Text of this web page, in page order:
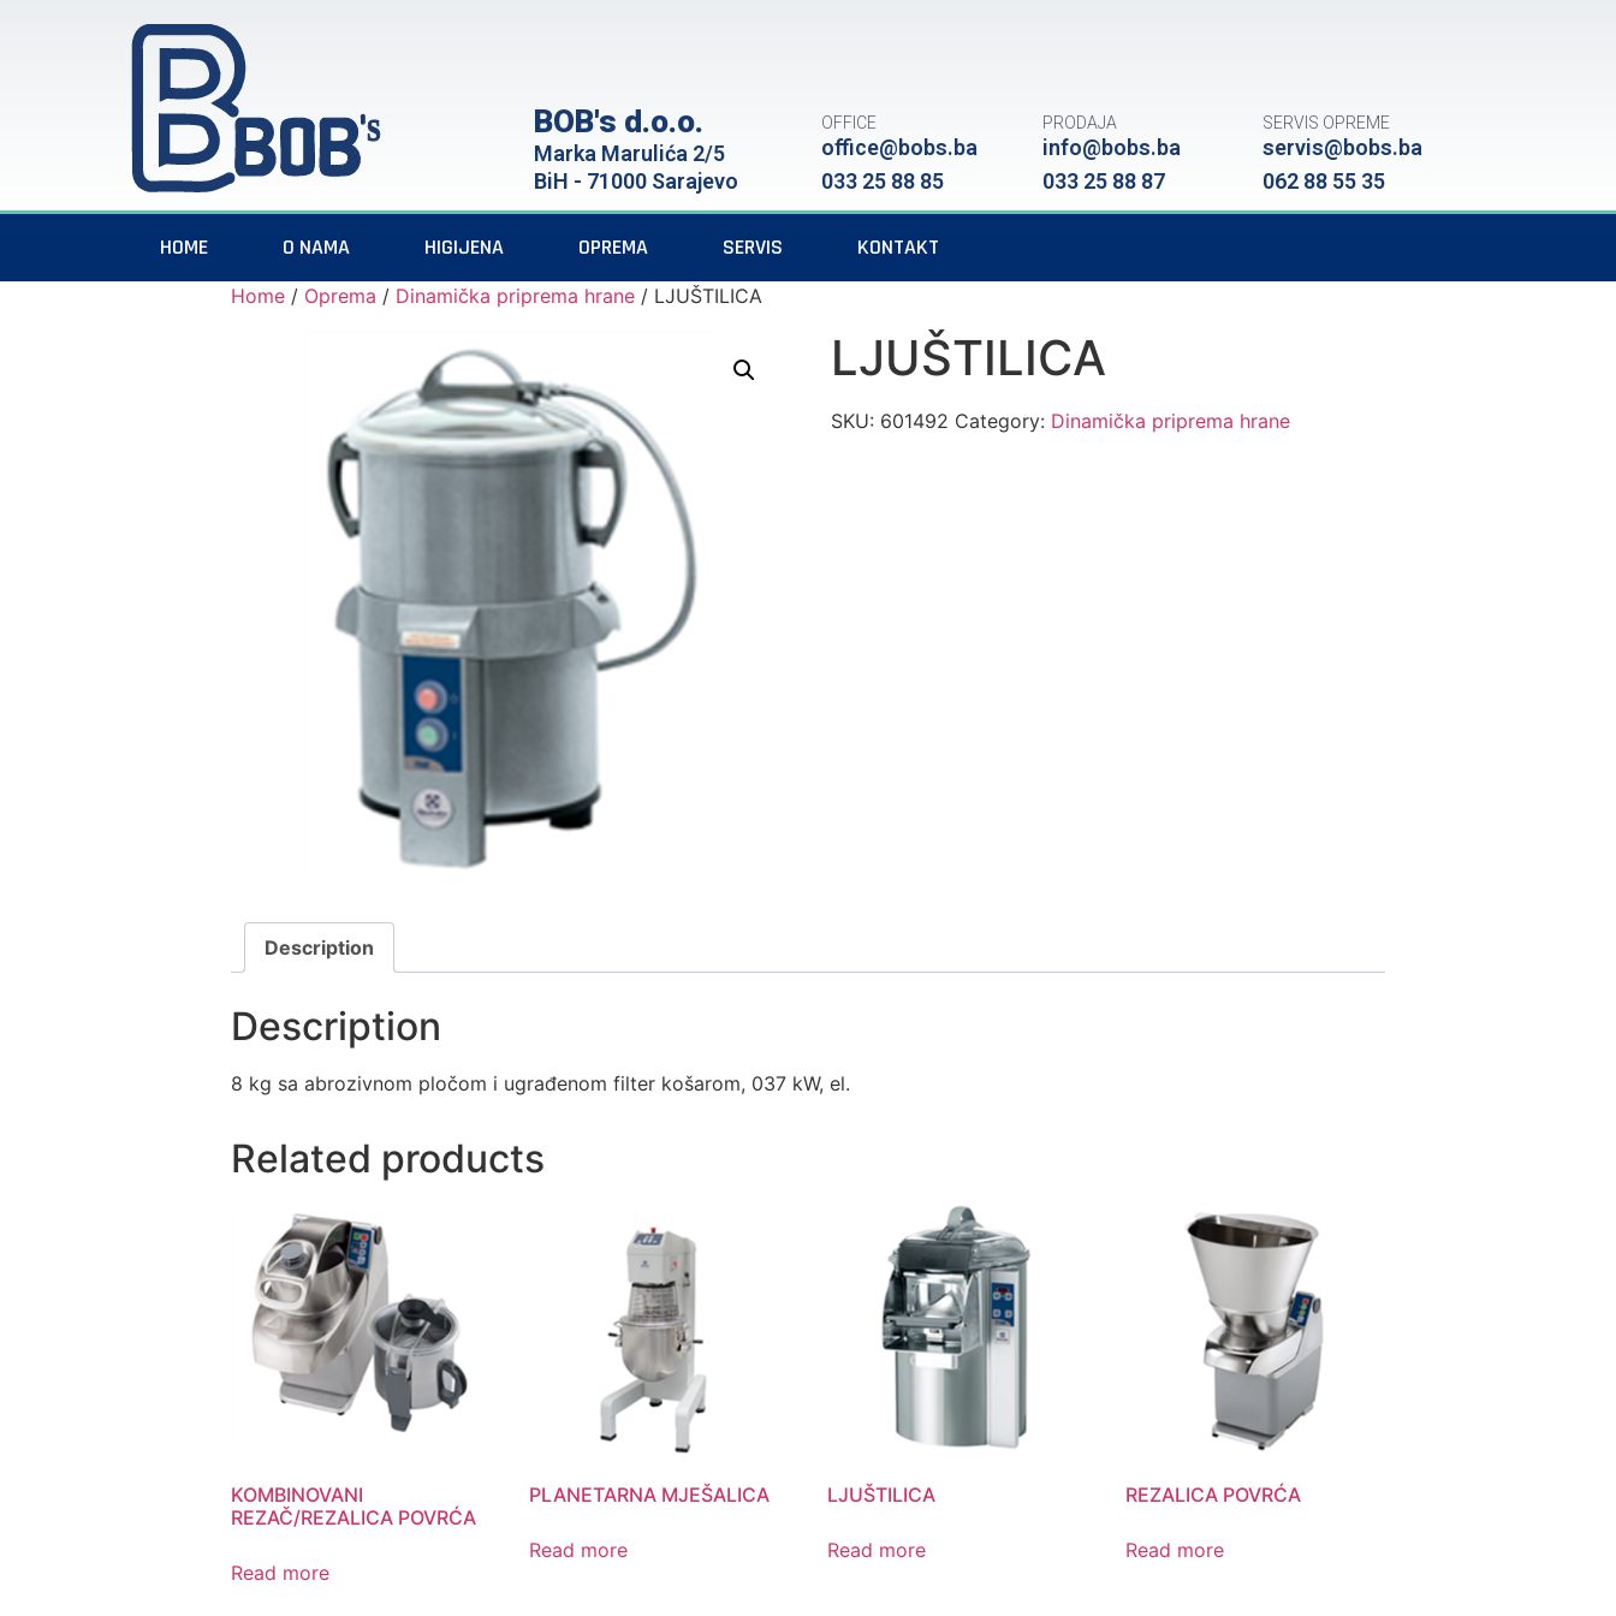
BOB's d.o.o.
Marka Marulića 2/5
BiH - 71000 Sarajevo
OFFICE
office@bobs.ba
033 25 88 85
PRODAJA
info@bobs.ba
033 25 88 87
SERVIS OPREME
servis@bobs.ba
062 88 55 35
HOME O NAMA HIGIJENA OPREMA SERVIS KONTAKT
Home / Oprema / Dinamička priprema hrane / LJUŠTILICA
LJUŠTILICA
SKU: 601492 Category: Dinamička priprema hrane
Description
Description
8 kg sa abrozivnom pločom i ugrađenom filter košarom, 037 kW, el.
Related products
KOMBINOVANI
REZAČ/REZALICA POVRĆA
Read more
PLANETARNA MJEŠALICA
Read more
LJUŠTILICA
Read more
REZALICA POVRĆA
Read more